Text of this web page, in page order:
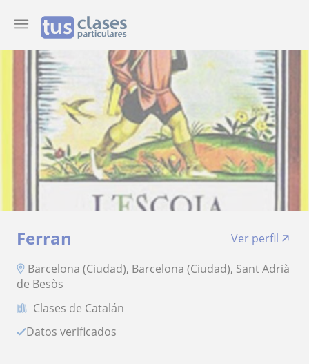
Ferran
Ver perfil
Barcelona (Ciudad), Barcelona (Ciudad), Sant Adrià
de Besòs
Clases de Catalán
Datos verificados